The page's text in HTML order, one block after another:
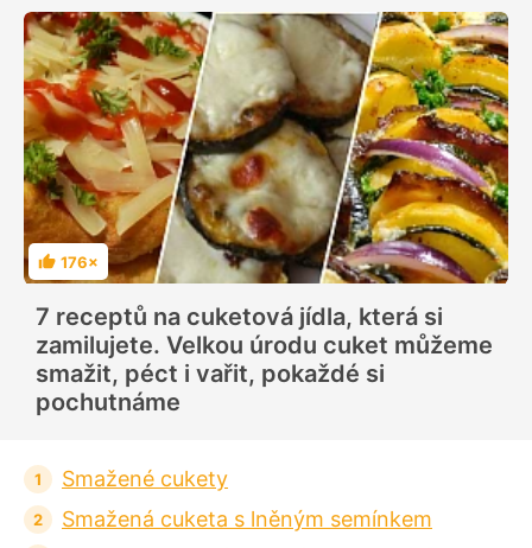
H
o
n
o
c
n
176×
7 receptů na cuketová jídla, která si
zamilujete. Velkou úrodu cuket můžeme
smažit, péct i vařit, pokaždé si
pochutnáme
Smažené cukety
Smažená cuketa s lněným semínkem